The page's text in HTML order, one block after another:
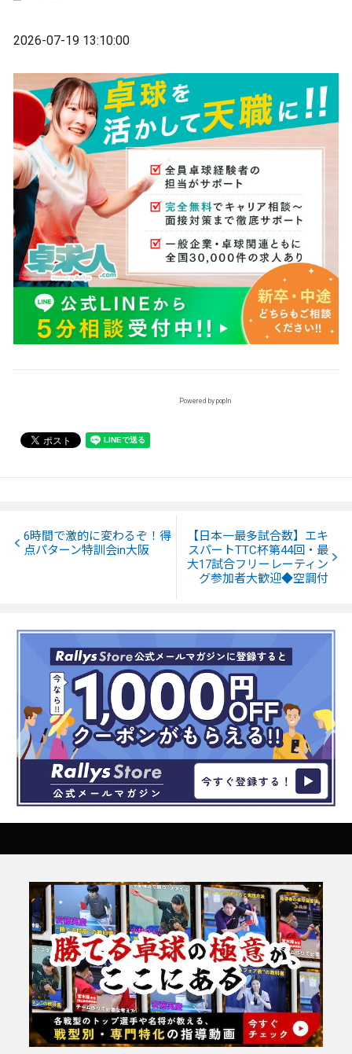
2026-07-19 13:10:00
Powered by popIn
6時間で激的に変わるぞ！得
点パターン特訓会in大阪
【日本一最多試合数】エキ
スパートTTC杯第44回・最
大17試合フリーレーティン
グ参加者大歓迎◆空調付